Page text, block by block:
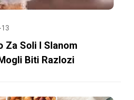
Za Soli I Slanom
Biti Razlozi